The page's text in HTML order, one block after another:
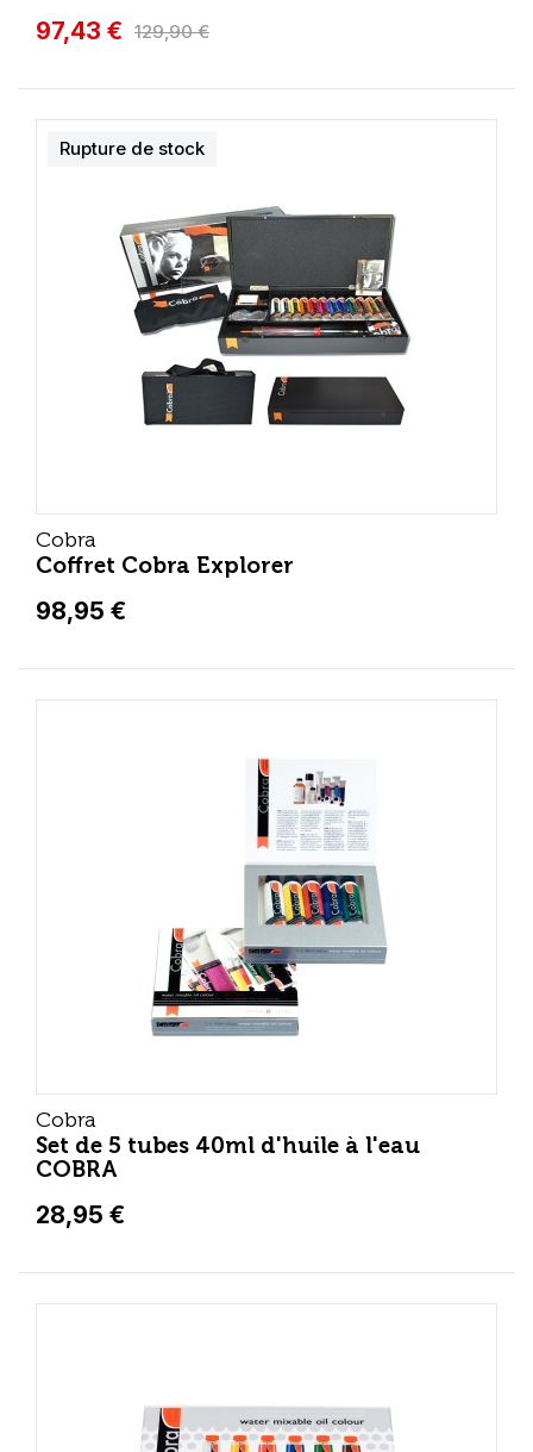
97,43 € 129,90 €
Cobra
Coffret Cobra Explorer
98,95 €
Rupture de stock
Cobra
Set de 5 tubes 40ml d'huile à l'eau
COBRA
28,95 €